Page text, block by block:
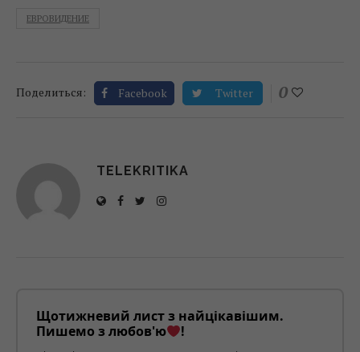
ЕВРОВИДЕНИЕ
Поделиться: Facebook Twitter 0
TELEKRITIKA
Щотижневий лист з найцікавішим.
Пишемо з любов'ю
!